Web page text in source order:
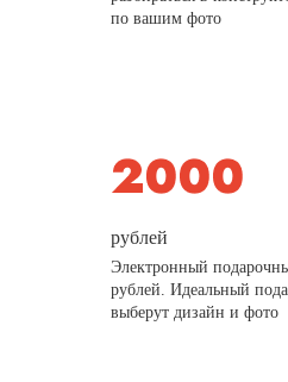
по вашим фото
рублей
Электронный
рублей. Идеальный
выберут дизайн и фото